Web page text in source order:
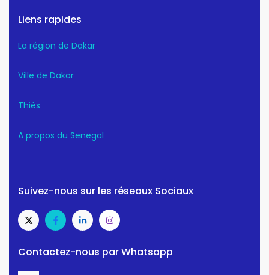
Liens rapides
La région de Dakar
Ville de Dakar
Thiès
A propos du Senegal
Suivez-nous sur les réseaux Sociaux
Contactez-nous par Whatsapp